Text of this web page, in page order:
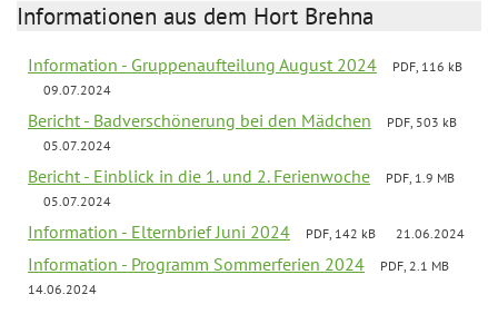
Informationen aus dem Hort Brehna
Information - Gruppenaufteilung August 2024
PDF, 116 kB
09.07.2024
Bericht - Badverschönerung bei den Mädchen
PDF, 503 kB
05.07.2024
Bericht - Einblick in die 1. und 2. Ferienwoche
PDF, 1.9 MB
05.07.2024
Information - Elternbrief Juni 2024 PDF, 142 kB 21.06.2024
Information - Programm Sommerferien 2024
PDF, 2.1 MB
14.06.2024